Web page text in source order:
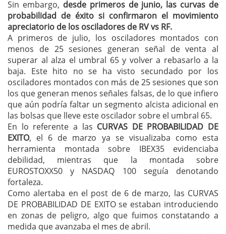
Sin embargo, desde primeros de junio, las curvas de
probabilidad de éxito si confirmaron el movimiento
apreciatorio de los osciladores de RV vs RF.
A primeros de julio, los osciladores montados con
menos de 25 sesiones generan señal de venta al
superar al alza el umbral 65 y volver a rebasarlo a la
baja. Este hito no se ha visto secundado por los
osciladores montados con más de 25 sesiones que son
los que generan menos señales falsas, de lo que infiero
que aún podría faltar un segmento alcista adicional en
las bolsas que lleve este oscilador sobre el umbral 65.
En lo referente a las CURVAS DE PROBABILIDAD DE
EXITO, el 6 de marzo ya se visualizaba como esta
herramienta montada sobre IBEX35 evidenciaba
debilidad, mientras que la montada sobre
EUROSTOXX50 y NASDAQ 100 seguía denotando
fortaleza.
Como alertaba en el post de 6 de marzo, las CURVAS
DE PROBABILIDAD DE EXITO se estaban introduciendo
en zonas de peligro, algo que fuimos constatando a
medida que avanzaba el mes de abril.